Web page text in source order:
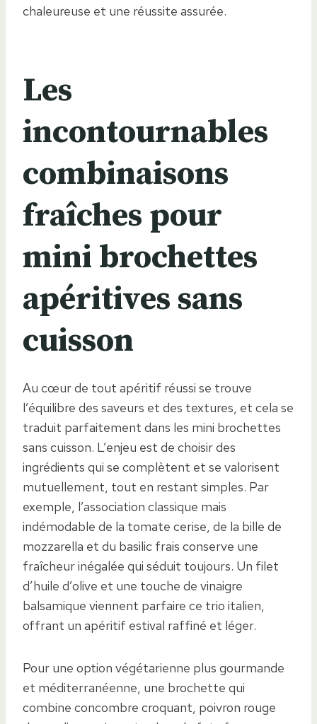
chaleureuse et une réussite assurée.
Les
incontournables
combinaisons
fraîches pour
mini brochettes
apéritives sans
cuisson
Au cœur de tout apéritif réussi se trouve
l’équilibre des saveurs et des textures, et cela se
traduit parfaitement dans les mini brochettes
sans cuisson. L’enjeu est de choisir des
ingrédients qui se complètent et se valorisent
mutuellement, tout en restant simples. Par
exemple, l’association classique mais
indémodable de la tomate cerise, de la bille de
mozzarella et du basilic frais conserve une
fraîcheur inégalée qui séduit toujours. Un filet
d’huile d’olive et une touche de vinaigre
balsamique viennent parfaire ce trio italien,
offrant un apéritif estival raffiné et léger.
Pour une option végétarienne plus gourmande
et méditerranéenne, une brochette qui
combine concombre croquant, poivron rouge